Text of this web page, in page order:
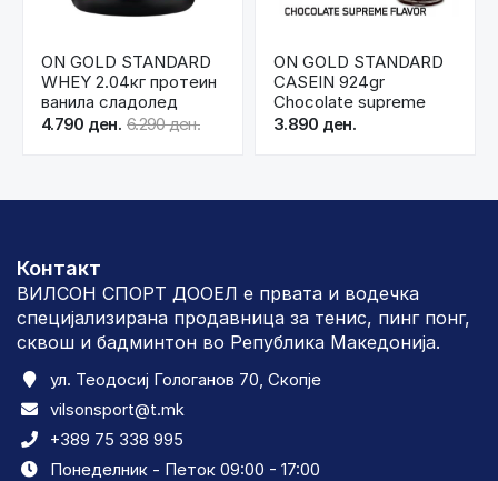
ON GOLD STANDARD
WHEY 2.04кг протеин
ванила сладолед
4.790 ден. 6.290 ден.
ON GOLD STANDARD
CASEIN 924gr
Chocolate supreme
3.890 ден.
Контакт
ВИЛСОН СПОРТ ДООЕЛ е првата и водечка
специјализирана продавница за тенис, пинг понг,
сквош и бадминтон во Република Македонија.
ул. Теодосиј Гологанов 70, Скопје
vilsonsport@t.mk
+389 75 338 995
Понеделник - Петок 09:00 - 17:00